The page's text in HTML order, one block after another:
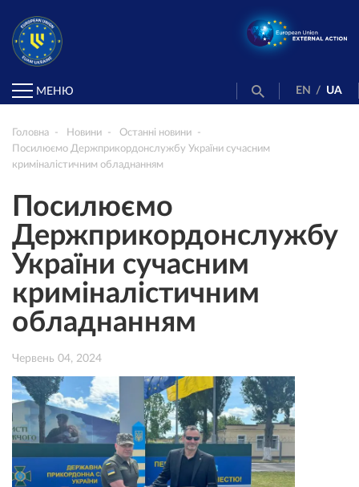
МЕНЮ EN / UA
Головна Новини
Останні новини
Посилюємо Держприкордонслужбу України сучасним
криміналістичним обладнанням
Посилюємо
Держприкордонслужбу
України сучасним
криміналістичним
обладнанням
Червень 04, 2024